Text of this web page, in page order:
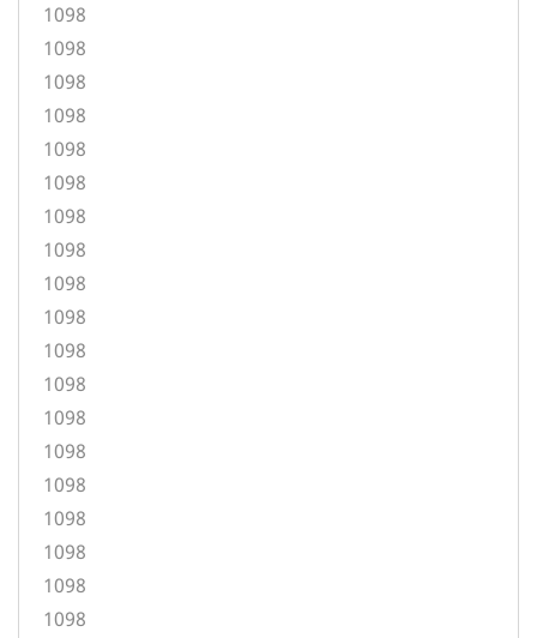
1098
1098
1098
1098
1098
1098
1098
1098
1098
1098
1098
1098
1098
1098
1098
1098
1098
1098
1098